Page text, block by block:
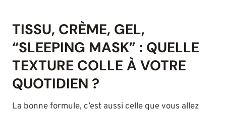
TISSU, CRÈME, GEL,
“SLEEPING MASK” : QUELLE
TEXTURE COLLE À VOTRE
QUOTIDIEN ?
La bonne formule, c’est aussi celle que vous allez